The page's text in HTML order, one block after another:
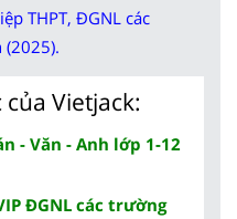
THPT, ĐGNL các
Vietjack:
- Văn - Anh lớp 1-12
ĐGNL các trường